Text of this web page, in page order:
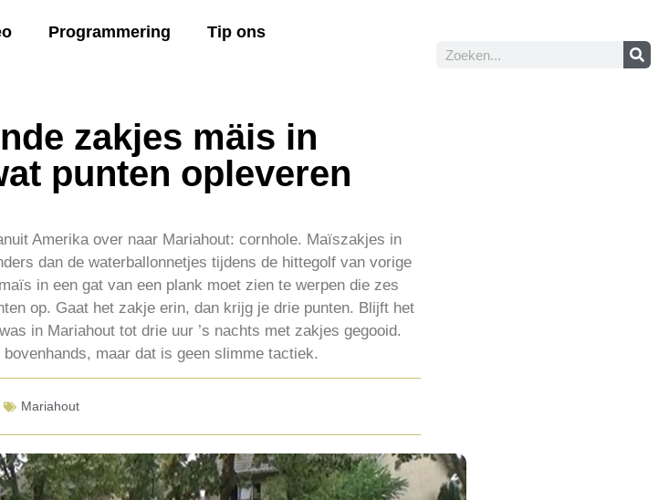
Programmering Tip ons
zakjes mäis in
punten opleveren
Amerika over naar Mariahout: cornhole. Maïszakjes in
dan de waterballonnetjes tijdens de hittegolf van vorige
in een gat van een plank moet zien te werpen die zes
op. Gaat het zakje erin, dan krijg je drie punten. Blijft het
in Mariahout tot drie uur ’s nachts met zakjes gegooid.
maar dat is geen slimme tactiek.
Mariahout